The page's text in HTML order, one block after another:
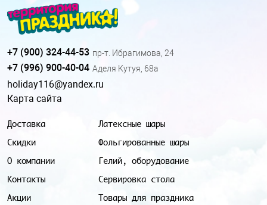
Доставка
Скидки
О компании
Контакты
Акции
Латексные шары
Фольгированные шары
Гелий, оборудование
Сервировка стола
Товары для праздника
+7 (900) 324-44-53 пр-т. Ибрагимова, 24
+7 (996) 900-40-04 Аделя Кутуя, 68а
holiday116@yandex.ru
Карта сайта